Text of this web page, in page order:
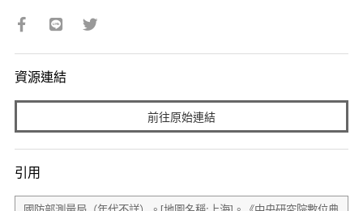
資源連結
前往原始連結
引用